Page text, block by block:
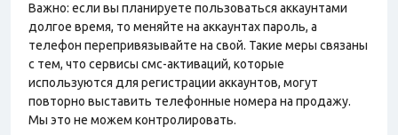
Важно: если вы планируете пользоваться аккаунтами
долгое время, то меняйте на аккаунтах пароль, а
телефон перепривязывайте на свой. Такие меры связаны
с тем, что сервисы смс-активаций, которые
используются для регистрации аккаунтов, могут
повторно выставить телефонные номера на продажу.
Мы это не можем контролировать.